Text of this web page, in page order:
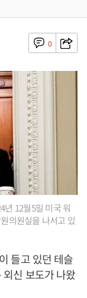
0
12월5일 미국 워
의원실을 나서고 있
들고 있던 테슬
신 보도가 나왔